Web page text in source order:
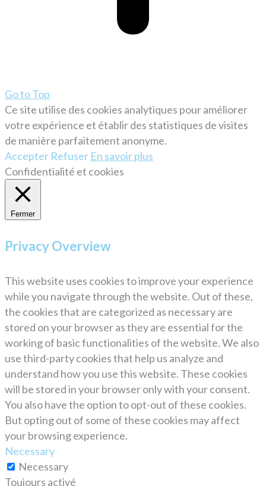
Go to Top
Ce site utilise des cookies analytiques pour améliorer
votre expérience et établir des statistiques de visites
de manière parfaitement anonyme.
Accepter Refuser En savoir plus
Confidentialité et cookies
Fermer
Privacy Overview
This website uses cookies to improve your experience
while you navigate through the website. Out of these,
the cookies that are categorized as necessary are
stored on your browser as they are essential for the
working of basic functionalities of the website. We also
use third-party cookies that help us analyze and
understand how you use this website. These cookies
will be stored in your browser only with your consent.
You also have the option to opt-out of these cookies.
But opting out of some of these cookies may affect
your browsing experience.
Necessary
Necessary
Toujours activé